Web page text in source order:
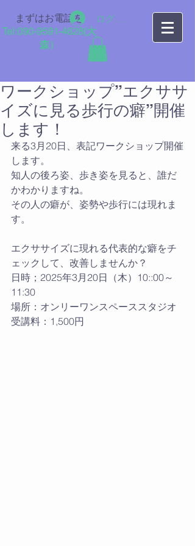
まずはお電話を
Tel:090-9591-4628​(大
森）
ログイン
ワークショップ”エクササ
イズに見る歩行の癖”開催
します！
来る3月20日、表記ワークショップ開催
します。
知人の後ろ姿、歩き姿を見ると、誰だ
かわかりますね。
その人の癖が、姿勢や歩行には現れま
す。
エクササイズに現れる代表的な癖をチ
ェックして、改善しませんか？
日時；2025年3月20日（木）10::00～
11:30
場所：オンリーワンスペーススタジオ
受講料：1,500円